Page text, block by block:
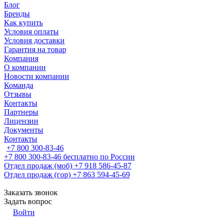
Блог
Бренды
Как купить
Условия оплаты
Условия доставки
Гарантия на товар
Компания
О компании
Новости компании
Команда
Отзывы
Контакты
Партнеры
Лицензии
Документы
Контакты
+7 800 300-83-46
+7 800 300-83-46 бесплатно по России
Отдел продаж (моб) +7 918 586-45-87
Отдел продаж (гор) +7 863 594-45-69
Заказать звонок
Задать вопрос
Войти